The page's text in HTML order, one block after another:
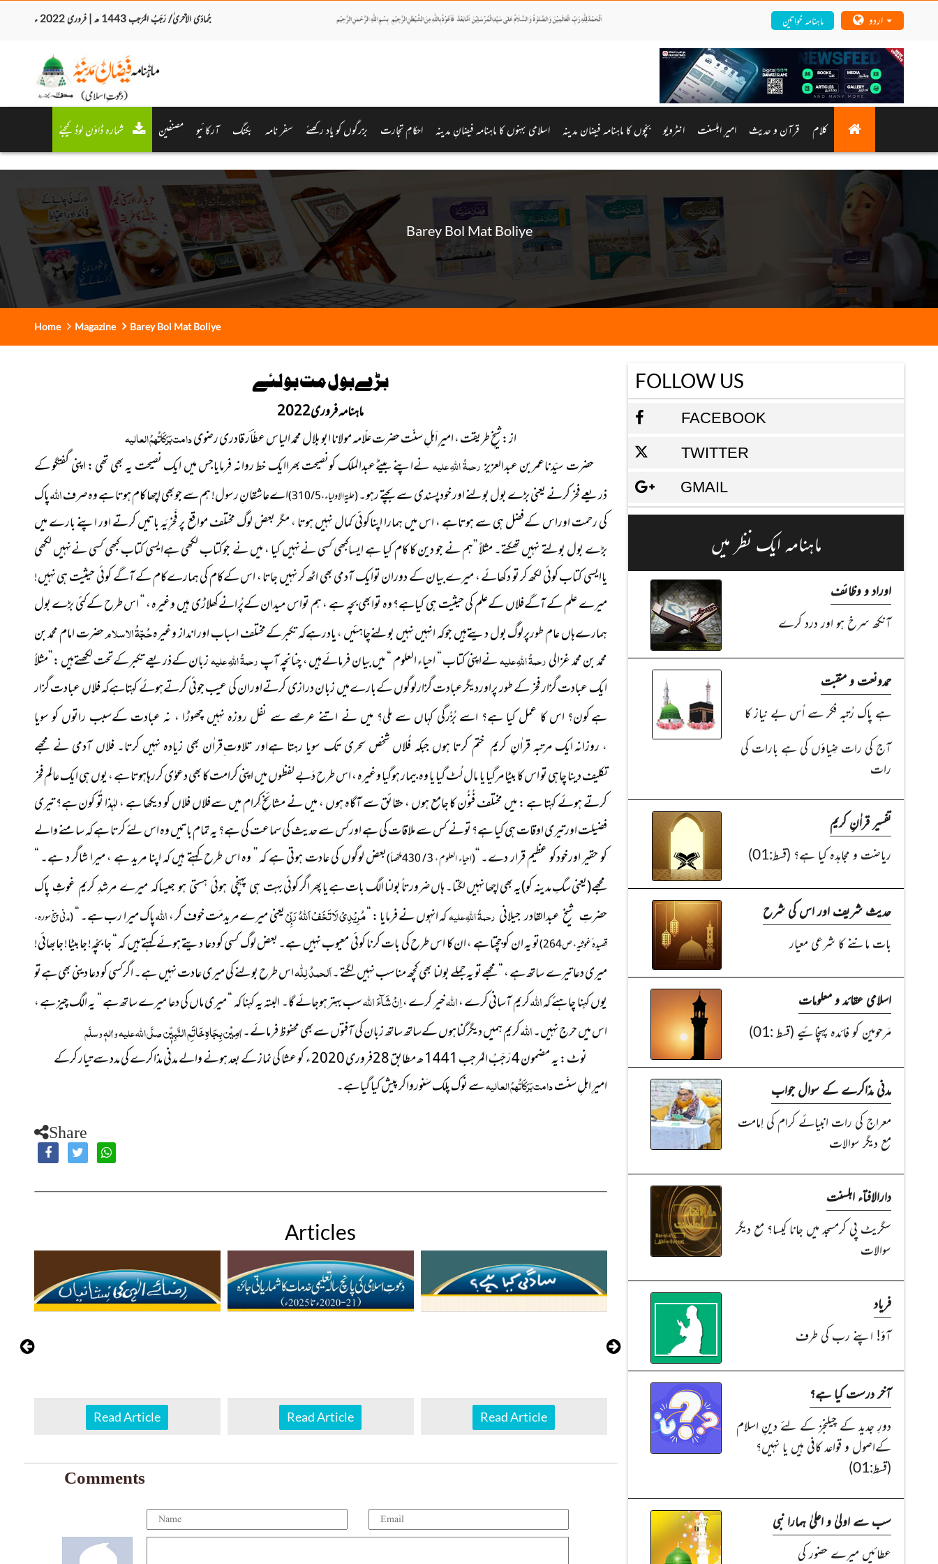
جُمادَی الاُخری ٰ/ رَجَبُ المُرَجب 1443 ھ | فروری 2022 ء ماہنامہ خواتین
کلام قرآن و حدیث امیرِ اہلسنت انٹرویو بچّوں کا ماہنامہ فیضان مدینہ اسلامی بہنوں کا ماہنامہ فیضانِ مدینہ احکامِ تجارت بزرگوں کو یاد رکھئے سفر نامہ بکنگ آرکائیو مصنفین شمارہ ڈاؤن لوڈ کیجئے
Barey Bol Mat Boliye
Home Magazine Barey Bol Mat Boliye
بڑےبول مت بولئے
ماہنامہ فروری2022
از : شیخِ طریقت ، امیرِ اَہلِ سنّت حضرت علّامہ مولانا ابو بلال محمد الیاس عطّاؔر قادری رضویدامت بَرَکَاتُہمُ العالیہ
حضرت سیّدناعمربن عبدالعزیزرحمۃُ اللہِ علیہنےاپنےبیٹےعبدالملک کونصیحت بھراایک خط روانہ فرمایاجس میں ایک نصیحت یہ بھی تھی : اپنی گفتگو کے
ذریعے فخر کرنے یعنی بڑے بول بولنے اور خودپسندی سے بچتے رہو۔(حلیۃ الاولیاء ، 5 / 310) اےعاشقانِ رسول! ہم سے جوبھی اچھا کام ہوتا ہے وہ صرفاللہپاک
کی رحمت اوراس کےفضل ہی سے ہوتاہے ، اس میں ہمارا اپناکوئی کمال نہیں ہوتا ، مگر بعض لوگ مختلف مواقع پر فَخرِیَہ باتیں کرتے اور اپنے بارے میں
بڑے بول بولتے نہیں تھکتے۔ مثلاً ’’ہم نے جو دین کا کام کیا ہے ایساکبھی کسی نےنہیں کیا ، میں نے جوکتاب لکھی ہےایسی کتاب کبھی کسی نےنہیں لکھی
یاایسی کتاب کوئی لکھ کر تو دکھائے ، میرےبیان کے دوران توایک آدمی بھی اٹھ کر نہیں جاتا ، اس کےکام کی ہمارےکام کے آگے کوئی حیثیت ہی نہیں!
میرے علم کے آگےفلاں کےعلم کی حیثیت ہی کیاہے؟ وہ توابھی بچہ ہے ، ہم تواس میدان کےپُرانےکھلاڑی ہیں وغیرہ ، ‘‘ اس طرح کےکئی بڑے بول
ہمارےہاں عام طورپرلوگ بول دیتےہیں جوکہ انہیں نہیں بولنےچاہئیں ، یادرہےکہ تکبرکےمختلف اسباب اور انداز وغیرہحُجّۃُ الاسلامحضرت امام محمد بن
محمد بن محمد غزالیرحمۃُ اللہِ علیہنےاپنی کتاب “ احیاء العلوم “ میں بیان فرمائےہیں ، چنانچہ آپرحمۃُ اللہِ علیہزبان کےذریعےتکبرکےتحت لکھتےہیں : ’’مثلاً
ایک عبادت گزار فخر کے طور پراوردیگرعبادت گزارلوگوں کےبارےمیں زبان درازی کرتےاوران کی عیب جوئی کرتےہوئے کہتاہےکہ فلاں عبادت گزار
ہےکون؟ اس کا عمل کیا ہے؟ اسے بُزُرگی کہاں سے ملی؟ میں نے اتنے عرصے سے نفل روزہ نہیں چھوڑا ، نہ عبادت کےسبب راتوں کو سویا
، روزانہایک مرتبہ قراٰنِ کریم ختم کرتا ہوں جبکہ فُلاں شخص سحری تک سویا رہتا ہےاور تلاوت ِقراٰن بھی زیادہ نہیں کرتا۔ فلاں آدمی نے مجھے
تکلیفدینا چاہی تو اس کا بیٹا مرگیا یا مال لُٹ گیا یا وہ بیمار ہوگیا وغیرہ ، اس طرح دَبے لفظوں میں اپنی کرامت کا بھی دعوٰی کررہاہوتا ہے ، یوں ہی ایک عالِم فخر
کرتے ہوئے کہتا ہے : میں مختلف فُنُون کا جامع ہوں ، حقائق سے آگاہ ہوں ، میں نے مشائِخِ کِرام میں سےفلاں فلاں کو دیکھا ہے ، لہٰذا تُو کون ہے؟ تیری
فضیلت اورتیری اوقات ہی کیا ہے؟ تونے کس سے ملاقات کی ہے اورکس سے حدیث کی سماعت کی ہے؟ یہ تمام باتیں وہ اس لئے کرتا ہے کہ سامنے والے
کو حقیر اورخودکو عظیم قرار دے۔ ‘‘(احیاء العلوم ، 3 / 430ملخصاً)
بعض لوگوں کی عادت ہوتی ہے کہ ’’ وہ اس طرح کہتے ہیں کہ اپنا مرید ہے ، میرا شاگر د ہے۔ “
مجھے(یعنی سگِ مدینہ کو)یہ بھی اچھا نہیں لگتا۔ ہاں ضرورتاً بولنا الگ بات ہے یا پھر اگر کوئیبہت ہی پہنچی ہوئی ہستی ہو جیساکہ میرے مرشدِ کریم غوثِ پاک
حضرتِ شیخ عبدالقادر جیلانی رحمۃُ اللہِ علیہکہ انہوں نے فرمایا : “مُرِیْدِیْ لَا تَخَفْاَللہُرَبِّیْیعنی میرے مریدمَت خوف کر ،اللہپاک میرا رب ہے۔ “( مدنی پنج سورہ ،
قصیدہ ٔ غوثیہ ، ص264)
تو یہ ان کو جچتا ہے ، ان کا اس طرح کی بات کرنا کوئی معیوب نہیں ہے۔ بعض لوگ کسی کو دعا دیتے ہوئےکہتے ہیں کہ “ جا بچّہ! جابیٹا! جابھائی!
میری دعا تیرے ساتھ ہے ، “ مجھےتو یہ جملے بولنا بھیکچھ مناسب نہیں لگتے۔اَلحمدُ لِلّٰہاس طرح بولنے کی میری عادت نہیں ہے۔ اگرکسی کو دعا دینی بھی ہےتو
یوں کہنا چاہئے کہاللہکریم آسانی کرے ،اللہخیر کرے ،اِنْ شَآءَ اللہسب بہتر ہوجائے گا۔ البتہ یہ کہنا کہ “ میری ماں کی دعا میرے ساتھ ہے “ یہ الگ چیز ہے ،
اس میں حرج نہیں۔اللہکریم ہمیں دیگرگناہوں کےساتھ ساتھ زبان کی آفتوں سےبھی محفوظ فرمائے۔اٰمِیْن بِجَاہِ خَاتَمِ النَّبِیّٖنصلَّی اللہ علیہ واٰلہٖ وسلَّم
نوٹ : یہ مضمون 4 رَجَبُ المُرجب 1441 ھ مطابق 28فروری 2020 ء کو عشا کی نماز کے بعد ہونے والے مدنی مذاکرے کی مدد سے تیار کرکے
امیرِ اہلِ سنّتدامت بَرَکَاتُہمُ العالیہسے نوک پلک سَنورواکر پیش کیا گیا ہے۔
Share
Articles
Read Article Read Article Read Article Read Article
Comments
FOLLOW US
FACEBOOK
TWITTER
GMAIL
ماہنامہ ایک نظر میں
اوراد و وظائف
آنکھ سرخ ہو اور درد کرے
حمدونعت و منقبت
ہے پاک رُتبہ فکر سے اُس بے نیاز کا
آج کی رات ضِیاؤں کی ہے بارات کی
رات
تفسیر قراٰنِ کریم
ریاضت و مجاہدہ کیا ہے؟ (قسط:01)
حدیث شریف اور اس کی شرح
بات ماننے کا شرعی معیار
اسلامی عقائد و معلومات
مَرحومین کو فائدہ پہنچائیے (قسط :01)
مدنی مذاکرے کے سوال جواب
معراج کی رات انبیائے کرام کی اِمامت
مع دیگر سوالات
دارالافتاء اہلسنت
سگریٹ پی کرمسجد میں جانا کیسا؟ مع دیگر
سوالات
فریاد
آؤ! اپنے رب کی طرف
آخر درست کیا ہے؟
دورِ جدید کے چیلنجز کے لئے دینِ اسلام
کےاصول و قواعد کافی ہیں یا نہیں؟
(قسط:01)
سب سے اولیٰ و اعلیٰ ہمارا نبی
عطائیں میرے حضور کی